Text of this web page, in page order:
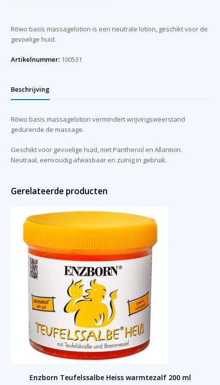
Röwo basis massagelotion is een neutrale lotion, geschikt voor de
gevoelige huid.
Artikelnummer: 100531
Beschrijving
Röwo basis massagelotion vermindert wrijvingsweerstand
gedurende de massage.
Geschikt voor gevoelige huid, met Panthenol en Allantoin.
Neutraal, eenvoudig afwasbaar en zuinig in gebruik.
Gerelateerde producten
Enzborn Teufelssalbe Heiss warmtezalf 200 ml